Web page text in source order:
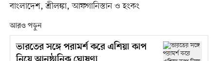
বাংলাদেশ, শ্রীলঙ্কা, আফগানিস্তান ও হংকং
আরও পড়ুন
ভারতের সঙ্গে পরামর্শ করে এশিয়া কাপ